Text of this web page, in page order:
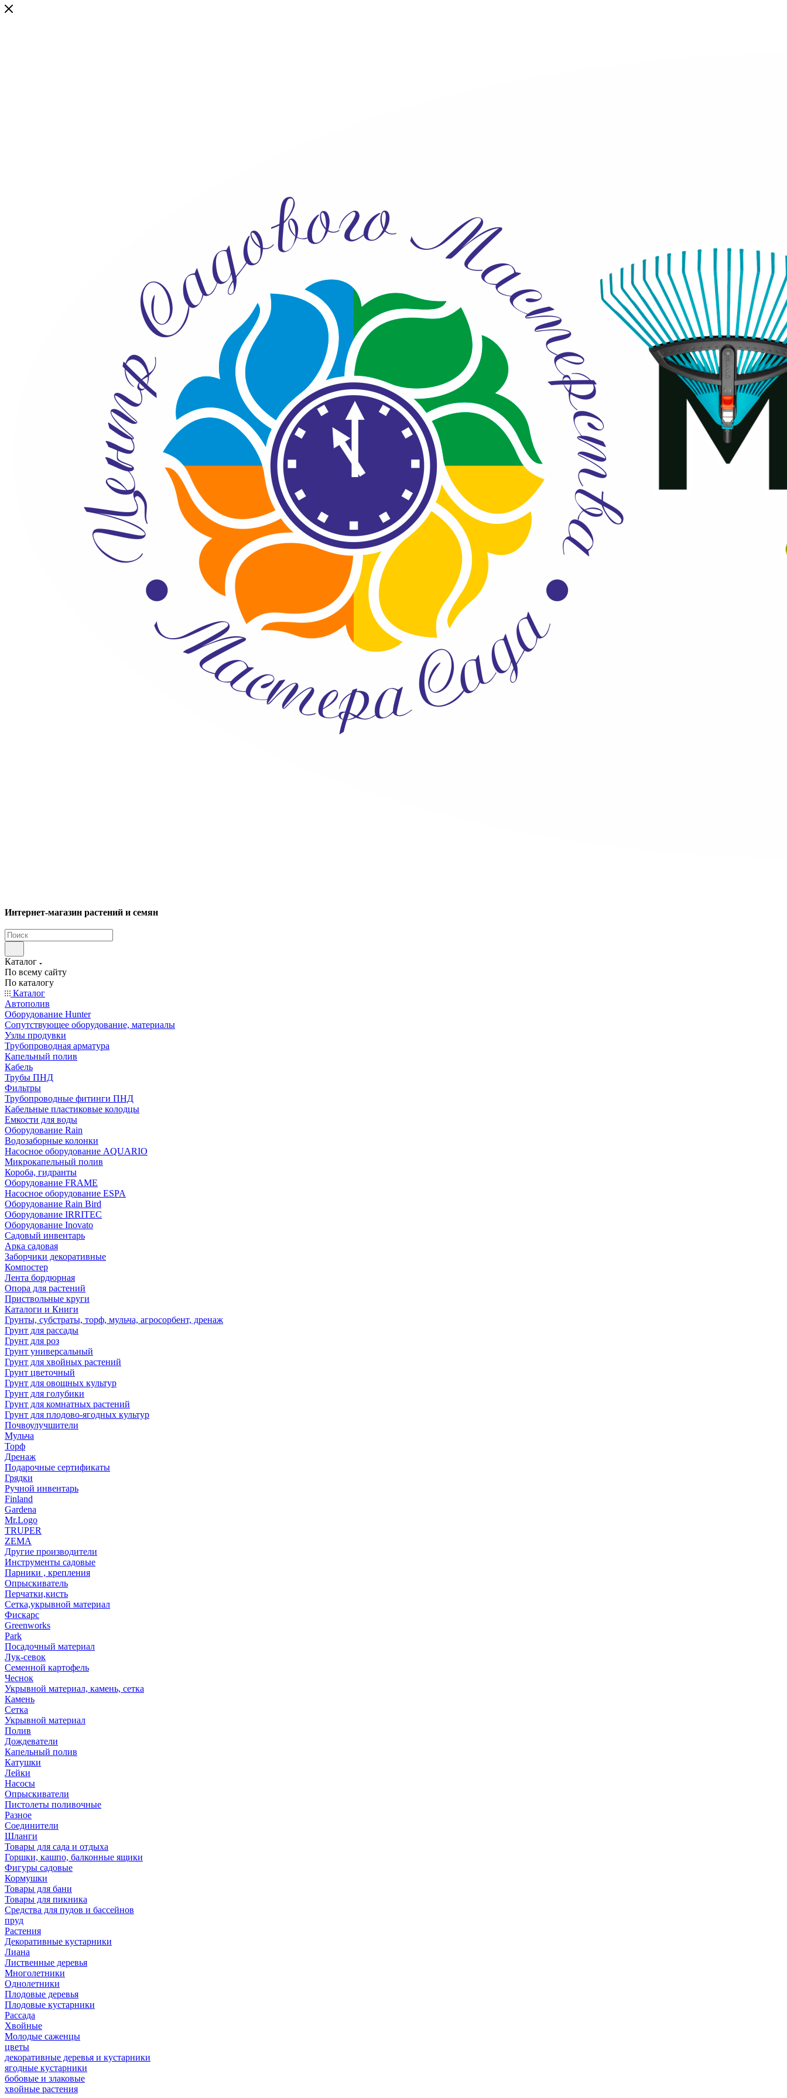
Интернет-магазин растений и семян
Каталог
По всему сайту
По каталогу
Каталог
Автополив
Оборудование Hunter
Сопутствующее оборудование, материалы
Узлы продувки
Трубопроводная арматура
Капельный полив
Кабель
Трубы ПНД
Фильтры
Трубопроводные фитинги ПНД
Кабельные пластиковые колодцы
Емкости для воды
Оборудование Rain
Водозаборные колонки
Насосное оборудование AQUARIO
Микрокапельный полив
Короба, гидранты
Оборудование FRAME
Насосное оборудование ESPA
Оборудование Rain Bird
Оборудование IRRITEC
Оборудование Inovato
Садовый инвентарь
Арка садовая
Заборчики декоративные
Компостер
Лента бордюрная
Опора для растений
Приствольные круги
Каталоги и Книги
Грунты, субстраты, торф, мульча, агросорбент, дренаж
Грунт для рассады
Грунт для роз
Грунт универсальный
Грунт для хвойных растений
Грунт цветочный
Грунт для овощных культур
Грунт для голубики
Грунт для комнатных растений
Грунт для плодово-ягодных культур
Почвоулучшители
Мульча
Торф
Дренаж
Подарочные сертификаты
Грядки
Ручной инвентарь
Finland
Gardena
Mr.Logo
TRUPER
ZEMA
Другие производители
Инструменты садовые
Парники , крепления
Опрыскиватель
Перчатки,кисть
Сетка,укрывной материал
Фискарс
Greenworks
Park
Посадочный материал
Лук-севок
Семенной картофель
Чеснок
Укрывной материал, камень, сетка
Камень
Сетка
Укрывной материал
Полив
Дождеватели
Капельный полив
Катушки
Лейки
Насосы
Опрыскиватели
Пистолеты поливочные
Разное
Соединители
Шланги
Товары для сада и отдыха
Горшки, кашпо, балконные ящики
Фигуры садовые
Кормушки
Товары для бани
Товары для пикника
Средства для пудов и бассейнов
пруд
Растения
Декоративные кустарники
Лиана
Лиственные деревья
Многолетники
Однолетники
Плодовые деревья
Плодовые кустарники
Рассада
Хвойные
Молодые саженцы
цветы
декоративные деревья и кустарники
ягодные кустарники
бобовые и злаковые
хвойные растения